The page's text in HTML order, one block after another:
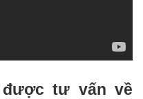
được tư vấn về